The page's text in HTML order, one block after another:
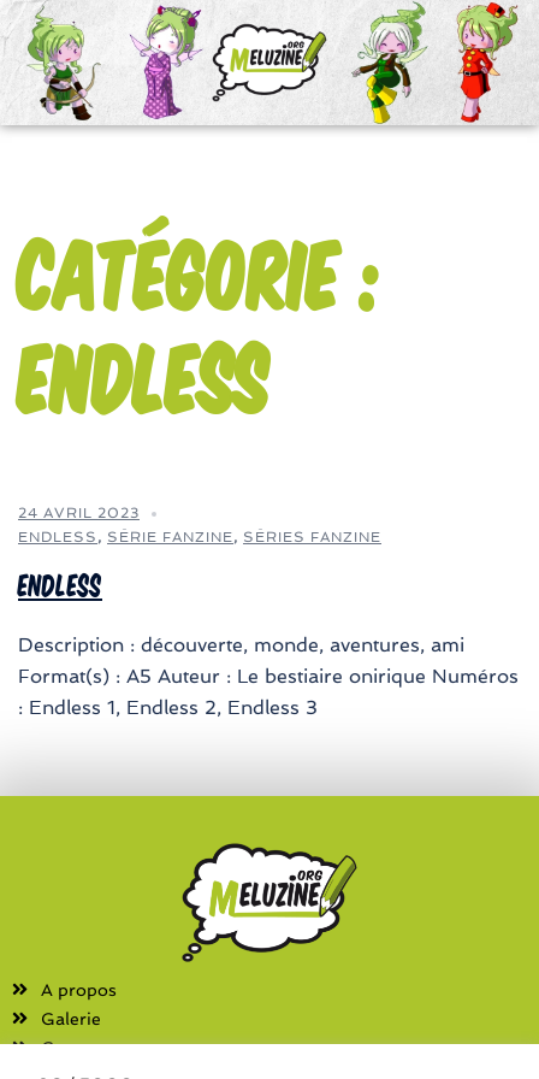
Catégorie :
Endless
24 AVRIL 2023
ENDLESS , SÉRIE FANZINE, SÉRIES FANZINE
Endless
Description : découverte, monde, aventures, ami
Format(s) : A5 Auteur : Le bestiaire onirique Numéros
: Endless 1, Endless 2, Endless 3
A propos
Galerie
Contact